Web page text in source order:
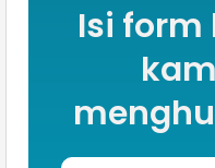
Isi form